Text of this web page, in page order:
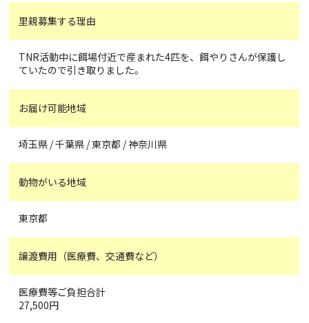
里親募集する理由
TNR活動中に餌場付近で産まれた4匹を、餌やりさんが保護し
ていたので引き取りました。
お届け可能地域
埼玉県 / 千葉県 / 東京都 / 神奈川県
動物がいる地域
東京都
譲渡費用（医療費、交通費など）
医療費等ご負担合計
27,500円